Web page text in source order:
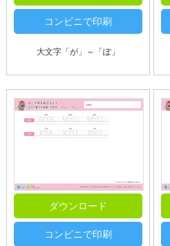
コンビニで印刷
大文字「が」～「ぽ」
ダウンロード
コンビニで印刷